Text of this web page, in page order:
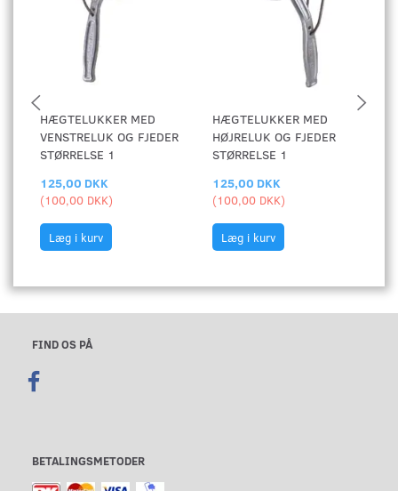
HÆGTELUKKER MED
VENSTRELUK OG FJEDER
STØRRELSE 1
125,00 DKK
(100,00 DKK)
Læg i kurv
HÆGTELUKKER MED
HØJRELUK OG FJEDER
STØRRELSE 1
125,00 DKK
(100,00 DKK)
Læg i kurv
FIND OS PÅ
BETALINGSMETODER